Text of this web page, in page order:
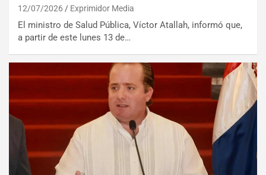
12/07/2026 Exprimidor Media
El ministro de Salud Pública, Víctor Atallah, informó que,
a partir de este lunes 13 de…